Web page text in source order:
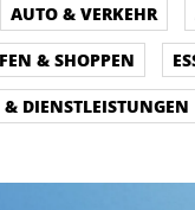
AUTO & VERKEHR
& SHOPPEN
& DIENSTLEISTUNGEN